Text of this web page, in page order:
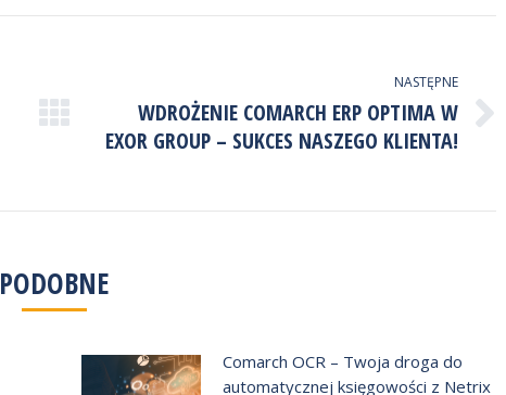
NASTĘPNE
Następny
wpis:
WDROŻENIE COMARCH ERP OPTIMA W
EXOR GROUP – SUKCES NASZEGO KLIENTA!
PODOBNE
Comarch OCR – Twoja droga do
automatycznej księgowości z Netrix